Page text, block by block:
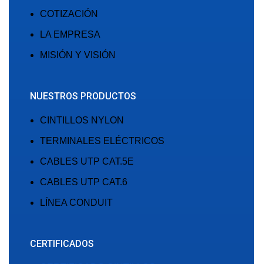
COTIZACIÓN
LA EMPRESA
MISIÓN Y VISIÓN
NUESTROS PRODUCTOS
CINTILLOS NYLON
TERMINALES ELÉCTRICOS
CABLES UTP CAT.5E
CABLES UTP CAT.6
LÍNEA CONDUIT
CERTIFICADOS